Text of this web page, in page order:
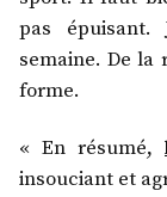
pas
semaine. De la
forme.
« En résumé,
insouciant et